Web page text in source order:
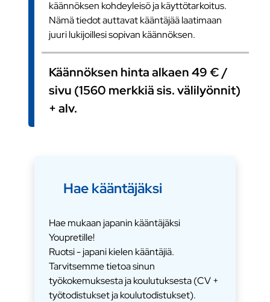
käännöksen kohdeyleisö ja käyttötarkoitus.
Nämä tiedot auttavat kääntäjää laatimaan
juuri lukijoillesi sopivan käännöksen.
Käännöksen hinta alkaen 49 € /
sivu (1560 merkkiä sis. välilyönnit)
+ alv.
Hae kääntäjäksi
Hae mukaan japanin kääntäjäksi
Youpretille!
Ruotsi - japani kielen kääntäjiä.
Tarvitsemme tietoa sinun
työkokemuksesta ja koulutuksesta (CV +
työtodistukset ja koulutodistukset).